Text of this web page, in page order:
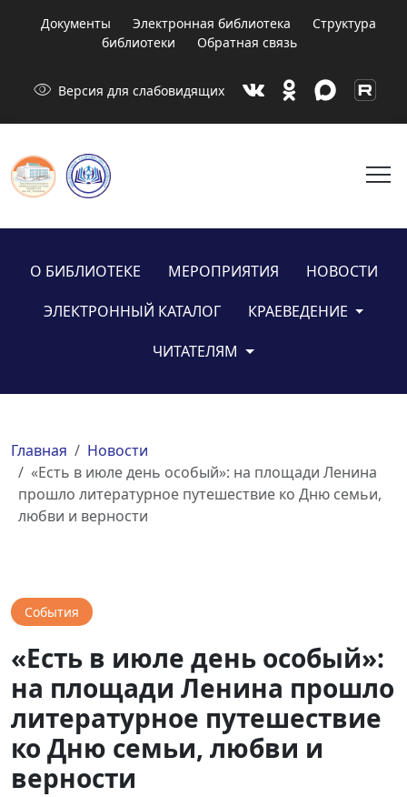
Документы Электронная библиотека
Структура
библиотеки
Обратная связь
visibility Версия для слабовидящих
menu
О БИБЛИОТЕКЕ МЕРОПРИЯТИЯ
НОВОСТИ
ЭЛЕКТРОННЫЙ КАТАЛОГ
КРАЕВЕДЕНИЕ
ЧИТАТЕЛЯМ
Главная
Новости
«Есть в июле день особый»: на площади Ленина
прошло литературное путешествие ко Дню семьи,
любви и верности
События
«Есть в июле день особый»:
на площади Ленина прошло
литературное путешествие
ко Дню семьи, любви и
верности